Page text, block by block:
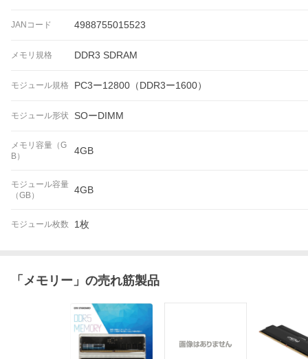
JANコード 4988755015523
メモリ規格 DDR3 SDRAM
モジュール規格 PC3ー12800（DDR3ー1600）
モジュール形状 SOーDIMM
メモリ容量（G
B）
4GB
モジュール容量
（GB）
4GB
モジュール枚数 1枚
「 メモリー 」の売れ筋製品